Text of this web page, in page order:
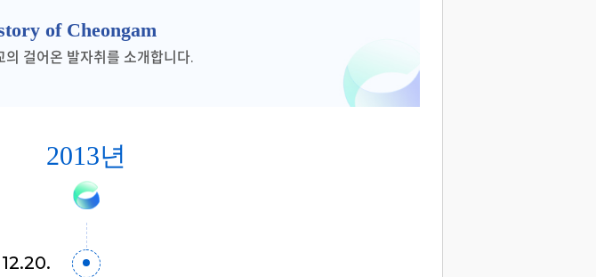
of Cheongam
의 걸어온 발자취를 소개합니다.
2013년
12.20.